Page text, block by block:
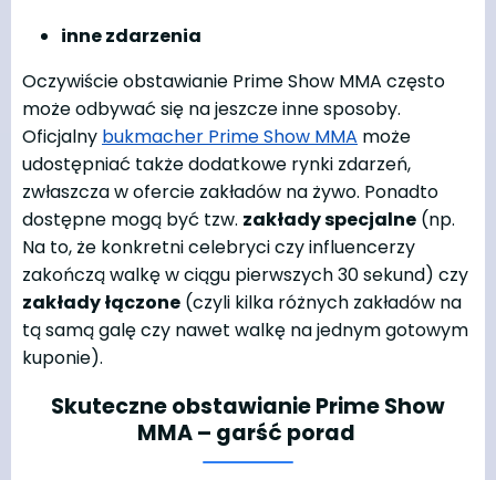
inne zdarzenia
Oczywiście obstawianie Prime Show MMA często
może odbywać się na jeszcze inne sposoby.
Oficjalny bukmacher Prime Show MMA może
udostępniać także dodatkowe rynki zdarzeń,
zwłaszcza w ofercie zakładów na żywo. Ponadto
dostępne mogą być tzw. zakłady specjalne (np.
Na to, że konkretni celebryci czy influencerzy
zakończą walkę w ciągu pierwszych 30 sekund) czy
zakłady łączone (czyli kilka różnych zakładów na
tą samą galę czy nawet walkę na jednym gotowym
kuponie).
Skuteczne obstawianie Prime Show
MMA – garść porad